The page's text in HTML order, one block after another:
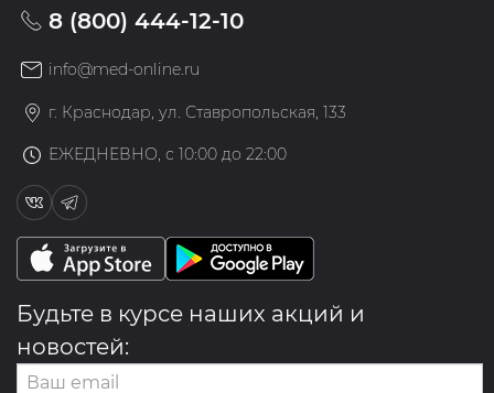
8 (800) 444-12-10
info@med-online.ru
г. Краснодар, ул. Ставропольская, 133
ЕЖЕДНЕВНО, с 10:00 до 22:00
Будьте в курсе наших акций и
новостей: